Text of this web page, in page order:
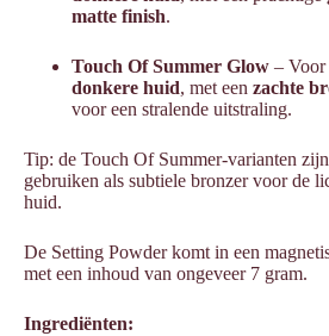
matte finish.
Touch Of Summer Glow – Voor
donkere huid, met een zachte
voor een stralende uitstraling.
Tip: de Touch Of Summer-varianten
gebruiken als subtiele bronzer voor de
huid.
De Setting Powder komt in een
met een inhoud van ongeveer 7 gram.
Ingrediënten: